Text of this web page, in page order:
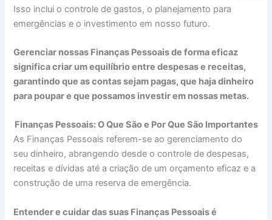
Isso inclui o controle de gastos, o planejamento para
emergências e o investimento em nosso futuro.
Gerenciar nossas Finanças Pessoais de forma eficaz
significa criar um equilíbrio entre despesas e receitas,
garantindo que as contas sejam pagas, que haja dinheiro
para poupar e que possamos investir em nossas metas.
Finanças Pessoais: O Que São e Por Que São Importantes
As Finanças Pessoais referem-se ao gerenciamento do
seu dinheiro, abrangendo desde o controle de despesas,
receitas e dívidas até a criação de um orçamento eficaz e a
construção de uma reserva de emergência.
Entender e cuidar das suas Finanças Pessoais é